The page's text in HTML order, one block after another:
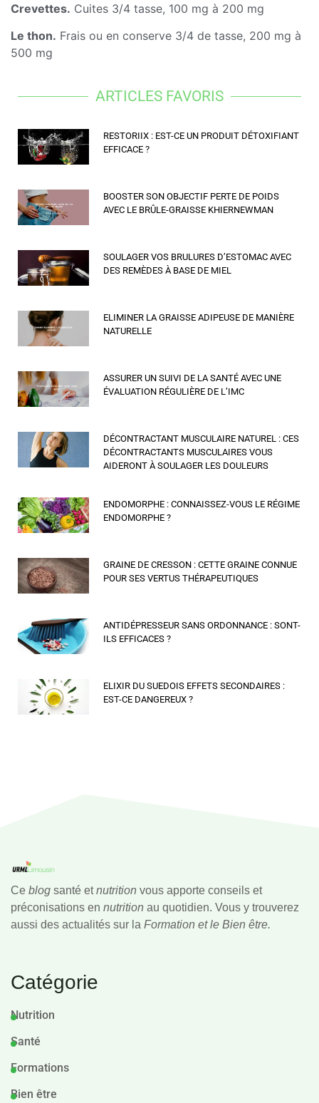
Crevettes. Cuites 3/4 tasse, 100 mg à 200 mg
Le thon. Frais ou en conserve 3/4 de tasse, 200 mg à
500 mg
ARTICLES FAVORIS
RESTORIIX : EST-CE UN PRODUIT DÉTOXIFIANT
EFFICACE ?
BOOSTER SON OBJECTIF PERTE DE POIDS
AVEC LE BRÛLE-GRAISSE KHIERNEWMAN
SOULAGER VOS BRULURES D’ESTOMAC AVEC
DES REMÈDES À BASE DE MIEL
ELIMINER LA GRAISSE ADIPEUSE DE MANIÈRE
NATURELLE
ASSURER UN SUIVI DE LA SANTÉ AVEC UNE
ÉVALUATION RÉGULIÈRE DE L’IMC
DÉCONTRACTANT MUSCULAIRE NATUREL : CES
DÉCONTRACTANTS MUSCULAIRES VOUS
AIDERONT À SOULAGER LES DOULEURS
ENDOMORPHE : CONNAISSEZ-VOUS LE RÉGIME
ENDOMORPHE ?
GRAINE DE CRESSON : CETTE GRAINE CONNUE
POUR SES VERTUS THÉRAPEUTIQUES
ANTIDÉPRESSEUR SANS ORDONNANCE : SONT-
ILS EFFICACES ?
ELIXIR DU SUEDOIS EFFETS SECONDAIRES :
EST-CE DANGEREUX ?
Ce blog santé etnutrition vous apporte conseils et
préconisations en nutrition au quotidien. Vous y trouverez
aussi des actualités sur la Formation et le Bien être.
Catégorie
Nutrition
Santé
Formations
Bien être